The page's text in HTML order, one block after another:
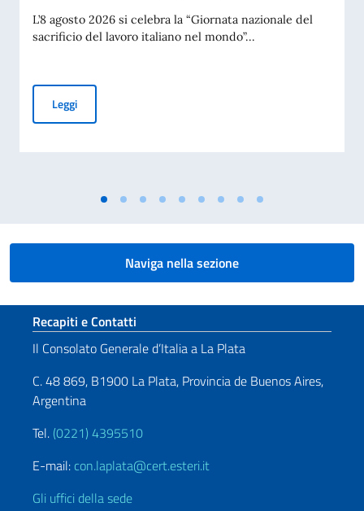
L’8 agosto 2026 si celebra la “Giornata nazionale del
sacrificio del lavoro italiano nel mondo”...
LeggiGiornata nazionale del sacrificio del lavoro italiano nel
Naviga nella sezione
Sezione footer
Recapiti e Contatti
Il Consolato Generale d’Italia a La Plata
C. 48 869, B1900 La Plata, Provincia de Buenos Aires,
Argentina
Tel. (0221) 4395510
E-mail: con.laplata@cert.esteri.it
Gli uffici della sede